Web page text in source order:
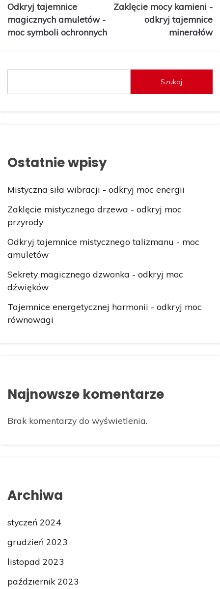
wpisu
Odkryj tajemnice
magicznych amuletów -
moc symboli ochronnych
Zaklęcie mocy kamieni -
odkryj tajemnice
minerałów
Szukaj
Ostatnie wpisy
Mistyczna siła wibracji - odkryj moc energii
Zaklęcie mistycznego drzewa - odkryj moc
przyrody
Odkryj tajemnice mistycznego talizmanu - moc
amuletów
Sekrety magicznego dzwonka - odkryj moc
dźwięków
Tajemnice energetycznej harmonii - odkryj moc
równowagi
Najnowsze komentarze
Brak komentarzy do wyświetlenia.
Archiwa
styczeń 2024
grudzień 2023
listopad 2023
październik 2023